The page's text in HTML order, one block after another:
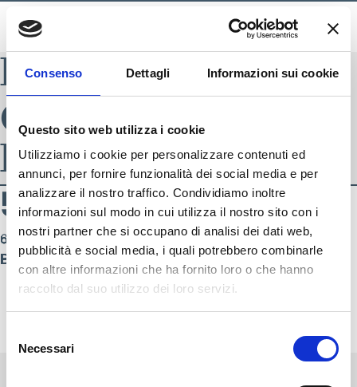
Consenso Dettagli Informazioni sui cookie
Questo sito web utilizza i cookie
Utilizziamo i cookie per personalizzare contenuti ed
annunci, per fornire funzionalità dei social media e per
analizzare il nostro traffico. Condividiamo inoltre
informazioni sul modo in cui utilizza il nostro sito con i
nostri partner che si occupano di analisi dei dati web,
pubblicità e social media, i quali potrebbero combinarle
con altre informazioni che ha fornito loro o che hanno
raccolto dal suo utilizzo dei loro servizi.
delNecessari
BLADE INDEX
Categoria
Prodotto:SS25
55 – uomo
6 Giugno 2025
ByAlessandro Trentin
44 – donna
6 Giugno 2025
ByAlessandro Trentin
56 – uomo
6 Giugno 2025
ByAlessandro Trentin
45 – donna
6 Giugno 2025
ByAlessandro Trentin
46 – uomo
6 Giugno 2025
ByAlessandro Trentin
47 – uomo
6 Giugno 2025
ByAlessandro Trentin
48 – uomo
6 Giugno 2025
ByAlessandro Trentin
49 – uomo
6 Giugno 2025
ByAlessandro Trentin
50 – uomo
6 Giugno 2025
ByAlessandro Trentin
51 – uomo
6 Giugno 2025
ByAlessandro Trentin
Navigazione
Articoli meno recenti
SEGUICI SU